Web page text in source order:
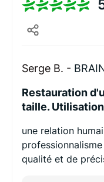
Serge B. -
Restauration
taille.
une relation
qualité et de